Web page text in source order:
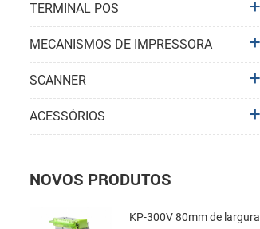
TERMINAL POS
MECANISMOS DE IMPRESSORA
SCANNER
ACESSÓRIOS
NOVOS PRODUTOS
KP-300V 80mm de largura